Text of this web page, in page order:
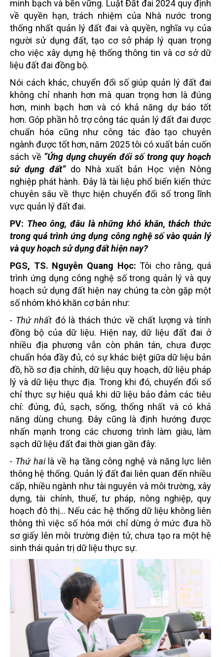
minh bạch và bền vững. Luật Đất đai 2024 quy định
về quyền hạn, trách nhiệm của Nhà nước trong
thống nhất quản lý đất đai và quyền, nghĩa vụ của
người sử dụng đất, tạo cơ sở pháp lý quan trọng
cho việc xây dựng hệ thống thông tin và cơ sở dữ
liệu đất đai đồng bộ.
Nói cách khác, chuyển đổi số giúp quản lý đất đai
không chỉ nhanh hơn mà quan trọng hơn là đúng
hơn, minh bạch hơn và có khả năng dự báo tốt
hơn. Góp phần hỗ trợ công tác quản lý đất đai được
chuẩn hóa cũng như công tác đào tạo chuyên
ngành được tốt hơn, năm 2025 tôi có xuất bản cuốn
sách về “Ứng dụng chuyển đổi số trong quy hoạch
sử dụng đất”do Nhà xuất bản Học viện Nông
nghiệp phát hành. Đây là tài liệu phổ biến kiến thức
chuyên sâu về thực hiện chuyển đổi số trong lĩnh
vực quản lý đất đai.
PV: Theo ông, đâu là những khó khăn, thách thức
trong quá trình ứng dụng công nghệ số vào quản lý
và quy hoạch sử dụng đất hiện nay?
PGS, TS. Nguyễn Quang Học: Tôi cho rằng, quá
trình ứng dụng công nghệ số trong quản lý và quy
hoạch sử dụng đất hiện nay chúng ta còn gặp một
số nhóm khó khăn cơ bản như:
- Thứ nhất đó là thách thức về chất lượng và tính
đồng bộ của dữ liệu. Hiện nay, dữ liệu đất đai ở
nhiều địa phương vẫn còn phân tán, chưa được
chuẩn hóa đầy đủ, có sự khác biệt giữa dữ liệu bản
đồ, hồ sơ địa chính, dữ liệu quy hoạch, dữ liệu pháp
lý và dữ liệu thực địa. Trong khi đó, chuyển đổi số
chỉ thực sự hiệu quả khi dữ liệu bảo đảm các tiêu
chí: đúng, đủ, sạch, sống, thống nhất và có khả
năng dùng chung. Đây cũng là định hướng được
nhấn mạnh trong các chương trình làm giàu, làm
sạch dữ liệu đất đai thời gian gần đây.
- Thứ hailà về hạ tầng công nghệ và năng lực liên
thông hệ thống. Quản lý đất đai liên quan đến nhiều
cấp, nhiều ngành như tài nguyên và môi trường, xây
dựng, tài chính, thuế, tư pháp, nông nghiệp, quy
hoạch đô thị... Nếu các hệ thống dữ liệu không liên
thông thì việc số hóa mới chỉ dừng ở mức đưa hồ
sơ giấy lên môi trường điện tử, chưa tạo ra một hệ
sinh thái quản trị dữ liệu thực sự.